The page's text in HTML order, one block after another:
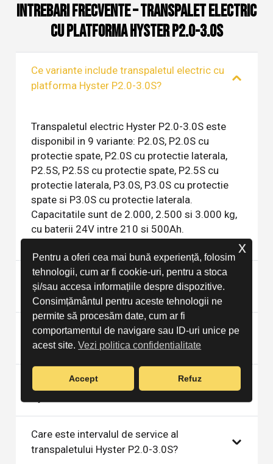
Pentru a oferi cea mai bună experiență, folosim
tehnologii, cum ar fi cookie-uri, pentru a stoca
și/sau accesa informațiile despre dispozitive.
Consimțământul pentru aceste tehnologii ne
permite să procesăm date, cum ar fi
comportamentul de navigare sau ID-uri unice pe
acest site.Vezi politica confidentialitate
Accept Refuz
x
Intrebari frecvente – Transpalet Electric
cu Platforma Hyster P2.0-3.0S
Ce variante include transpaletul electric cu
platforma Hyster P2.0-3.0S?
Transpaletul electric Hyster P2.0-3.0S este
disponibil in 9 variante: P2.0S, P2.0S cu
protectie spate, P2.0S cu protectie laterala,
P2.5S, P2.5S cu protectie spate, P2.5S cu
protectie laterala, P3.0S, P3.0S cu protectie
spate si P3.0S cu protectie laterala.
Capacitatile sunt de 2.000, 2.500 si 3.000 kg,
cu baterii 24V intre 210 si 500Ah.
Ce viteza atinge transpaletul electric
Hyster P2.0-3.0S?
Care este diferenta dintre P2.0-3.0S si
P1.6-2.2?
Cati paleti poate transporta simultan
Care este intervalul de service al
transpaletului Hyster P2.0-3.0S?